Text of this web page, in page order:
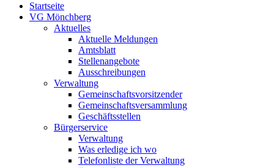
Startseite
VG Mönchberg
Aktuelles
Aktuelle Meldungen
Amtsblatt
Stellenangebote
Ausschreibungen
Verwaltung
Gemeinschaftsvorsitzender
Gemeinschaftsversammlung
Geschäftsstellen
Bürgerservice
Verwaltung
Was erledige ich wo
Telefonliste der Verwaltung